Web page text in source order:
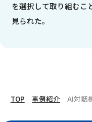
を選択して取り組むこ
見られた。
TOP 事例紹介 AI対話